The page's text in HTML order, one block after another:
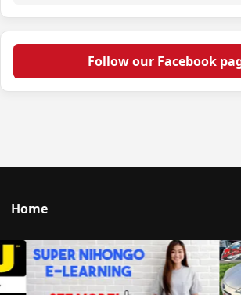
Follow our Facebook
Home
Talk to us
© 2026 Portal Japan. All rights reserved.